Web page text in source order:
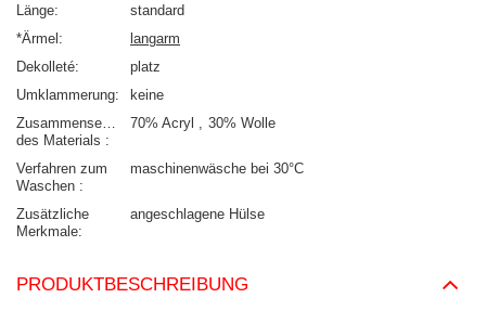
Länge
standard
*Ärmel
langarm
Dekolleté
platz
Umklammerung
keine
Zusammensetzung
des Materials
70% Acryl 30% Wolle
Verfahren zum
Waschen
maschinenwäsche bei 30°C
Zusätzliche
Merkmale
angeschlagene Hülse
PRODUKTBESCHREIBUNG